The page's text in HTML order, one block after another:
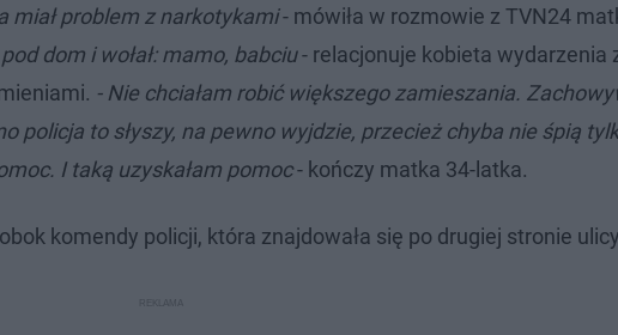
miał problem z narkotykami- mówiła w rozmowie z TVN24
dom i wołał: mamo, babciu- relacjonuje kobieta wydarzenia
- Nie chciałam robić większego zamieszania.
policja to słyszy, na pewno wyjdzie, przecież chyba nie śpią
I taką uzyskałam pomoc- kończy matka 34-latka.
komendy policji, która znajdowała się po drugiej stronie